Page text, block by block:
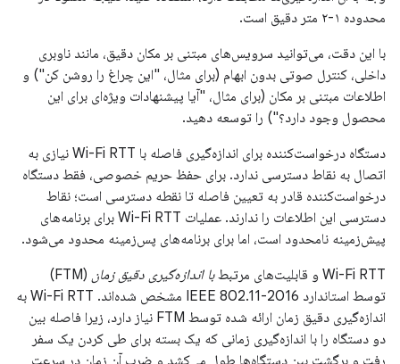
محدوده ۱-۲ متر دقیق است.
با این دقت، می‌توانید سرویس‌های مبتنی بر مکان دقیق، مانند ناوبری
داخلی، کنترل صوتی بدون ابهام (برای مثال، "این چراغ را روشن کن") و
اطلاعات مبتنی بر مکان (برای مثال، "آیا پیشنهادات ویژه‌ای برای این
محصول وجود دارد؟") را توسعه دهید.
دستگاه درخواست‌کننده برای اندازه‌گیری فاصله با Wi-Fi RTT نیازی به
اتصال به نقاط دسترسی ندارد. برای حفظ حریم خصوصی، فقط دستگاه
درخواست‌کننده قادر به تعیین فاصله تا نقطه دسترسی است؛ نقاط
دسترسی این اطلاعات را ندارند. عملیات Wi-Fi RTT برای برنامه‌های
پیش‌زمینه نامحدود است، اما برای برنامه‌های پس‌زمینه محدود می‌شود.
Wi-Fi RTT و قابلیت‌های مرتبط
با اندازه‌گیری دقیق زمان
(FTM)
توسط استاندارد IEEE 802.11-2016 مشخص شده‌اند. Wi-Fi RTT به
اندازه‌گیری دقیق زمان ارائه شده توسط FTM نیاز دارد، زیرا فاصله بین
دو دستگاه را با اندازه‌گیری زمانی که یک بسته برای طی کردن یک سفر
رفت و برگشت بین دستگاه‌ها طول می‌کشد و ضرب آن زمان در سرعت